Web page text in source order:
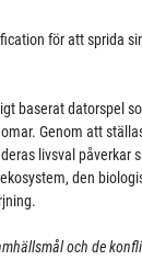
för att sprida
baserat datorspel
Genom att
livsval påverkar
den
och de